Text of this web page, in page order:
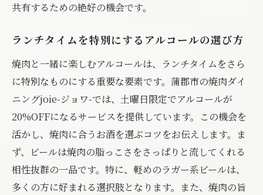
共有するための絶好の機会です。
ランチタイムを特別にするアルコールの選び方
焼肉と一緒に楽しむアルコールは、ランチタイムをさら
に特別なものにする重要な要素です。蒲郡市の焼肉ダイ
ニングjoie-ジョワ-では、土曜日限定でアルコールが
20%OFFになるサービスを提供しています。この機会を
活かし、焼肉に合うお酒を選ぶコツをお伝えします。ま
ず、ビールは焼肉の脂っこさをさっぱりと流してくれる
相性抜群の一品です。特に、軽めのラガー系ビールは、
多くの方に好まれる選択肢となります。また、焼肉の旨